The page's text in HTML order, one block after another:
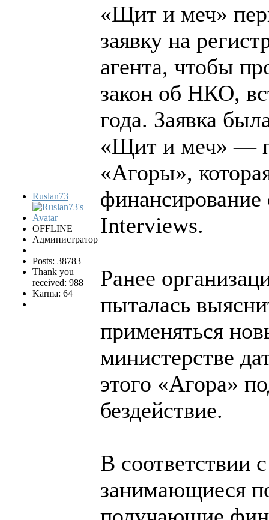
Ruslan73
OFFLINE
Администратор
Posts: 38783
Thank you
received: 988
Karma: 64
«Щит и меч»
заявку на
агента, чтобы
закон об НКО,
года. Заявка
«Щит и меч» —
«Агоры»,
Interviews.
Ранее
пыталась
применяться
министерстве
этого «Агора»
бездействие.
В соответствии
занимающиеся